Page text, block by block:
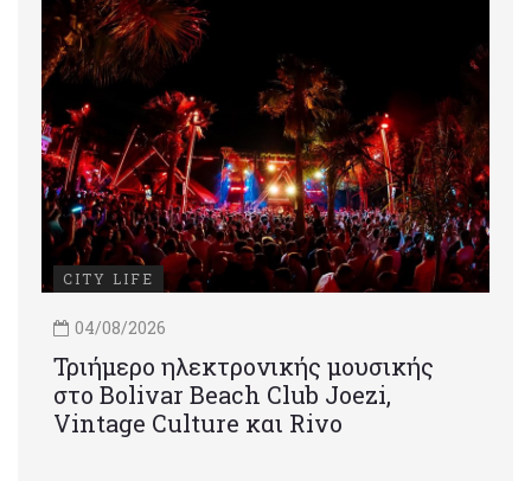
CITY LIFE
04/08/2026
Τριήμερο ηλεκτρονικής μουσικής
στο Bolivar Beach Club Joezi,
Vintage Culture και Rivo